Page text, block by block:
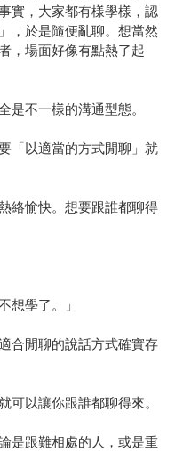
實，大家都有樣學樣，認
，於是隨便亂聊。想當然
，場面好像有點熱了起
是不一樣的溝通型態。
「以適當的方式閒聊」就
絡愉快。想要跟誰都聊得
想學了。」
合閒聊的說話方式確實存
可以讓你跟誰都聊得來。
是跟難相處的人，或是重